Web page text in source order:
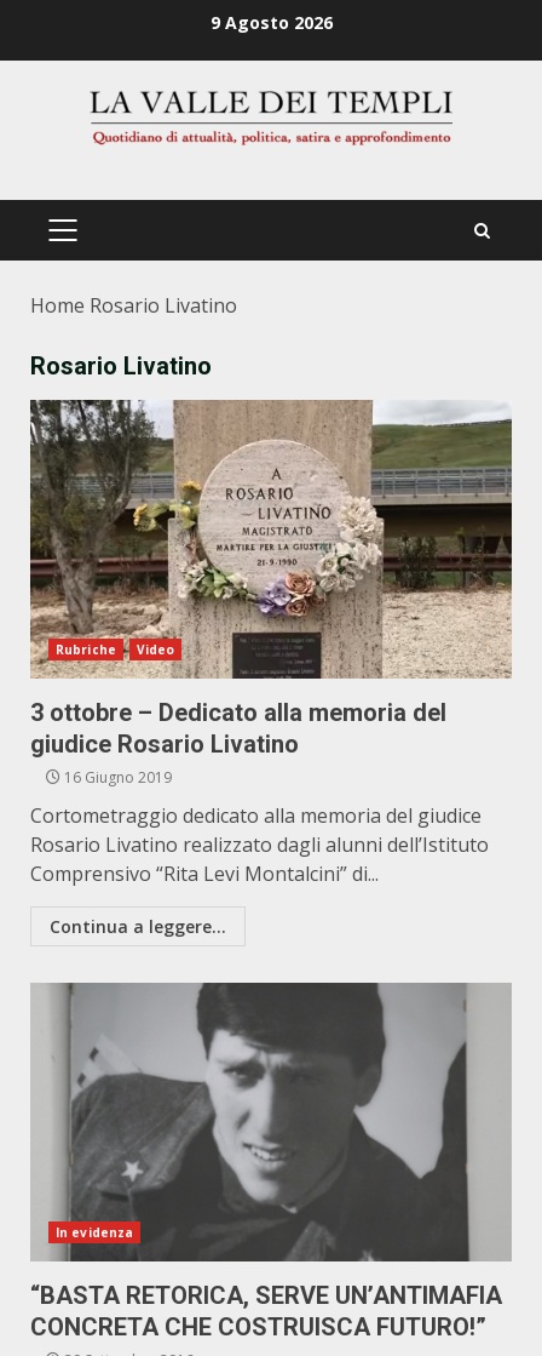
9 Agosto 2026
PRIMÄRES
Home Rosario Livatino
Rosario Livatino
Rubriche Video
3 ottobre – Dedicato alla memoria del
giudice Rosario Livatino
16 Giugno 2019
Cortometraggio dedicato alla memoria del giudice
Rosario Livatino realizzato dagli alunni dell’Istituto
Comprensivo “Rita Levi Montalcini” di...
Continua a leggere...
In evidenza
“BASTA RETORICA, SERVE UN’ANTIMAFIA
CONCRETA CHE COSTRUISCA FUTURO!”